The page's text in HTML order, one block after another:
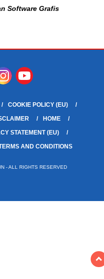
Software Grafis
COOKIE POLICY (EU)
HOME
STATEMENT (EU)
AND CONDITIONS
- ALL RIGHTS RESERVED